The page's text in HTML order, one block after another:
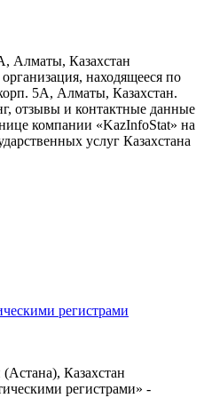
Алматы, Казахстан
находящееся по
5А, Алматы, Казахстан.
отзывы и контактные данные
компании «KazInfoStat» на
услуг Казахстана
регистрами
Казахстан
регистрами» -